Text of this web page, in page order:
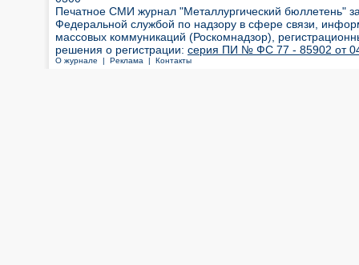
Печатное СМИ журнал "Металлургический бюллетень"
Федеральной службой по надзору в сфере связи,
массовых коммуникаций (Роскомнадзор),
решения о регистрации: серия ПИ № ФС 77 - 85902 от 04
О журнале | Реклама | Контакты